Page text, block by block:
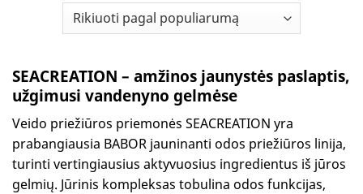
SEACREATION – amžinos jaunystės paslaptis,
užgimusi vandenyno gelmėse
Veido priežiūros priemonės SEACREATION yra
prabangiausia BABOR jauninanti odos priežiūros linija,
turinti vertingiausius aktyvuosius ingredientus iš jūros
gelmių. Jūrinis kompleksas tobulina odos funkcijas,